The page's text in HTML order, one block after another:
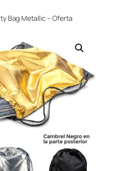
Bag Metallic – Oferta